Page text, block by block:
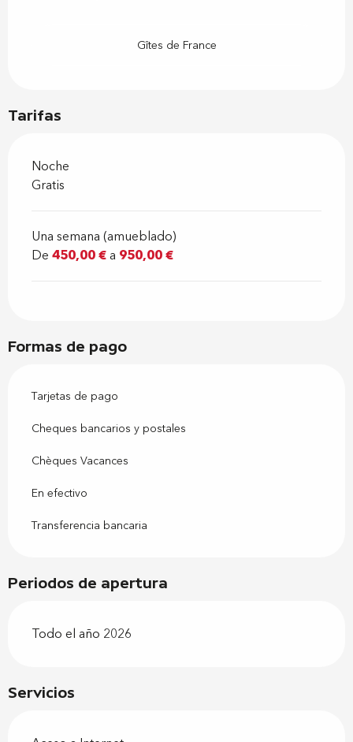
Servicios
Gîtes de France
Tarifas
Noche
Gratis
Una semana (amueblado)
De 450,00 €a 950,00 €
Formas de pago
Tarjetas de pago
Cheques bancarios y postales
Chèques Vacances
En efectivo
Transferencia bancaria
Periodos de apertura
Todo el año 2026